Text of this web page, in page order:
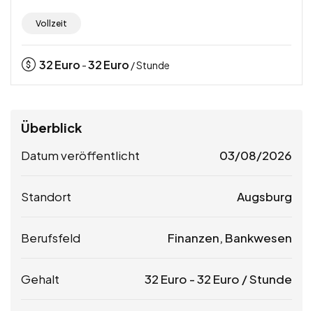
Vollzeit
32Euro -32Euro / Stunde
Überblick
Datum veröffentlicht 03/08/2026
Standort Augsburg
Berufsfeld Finanzen, Bankwesen
Gehalt 32 Euro -32 Euro / Stunde